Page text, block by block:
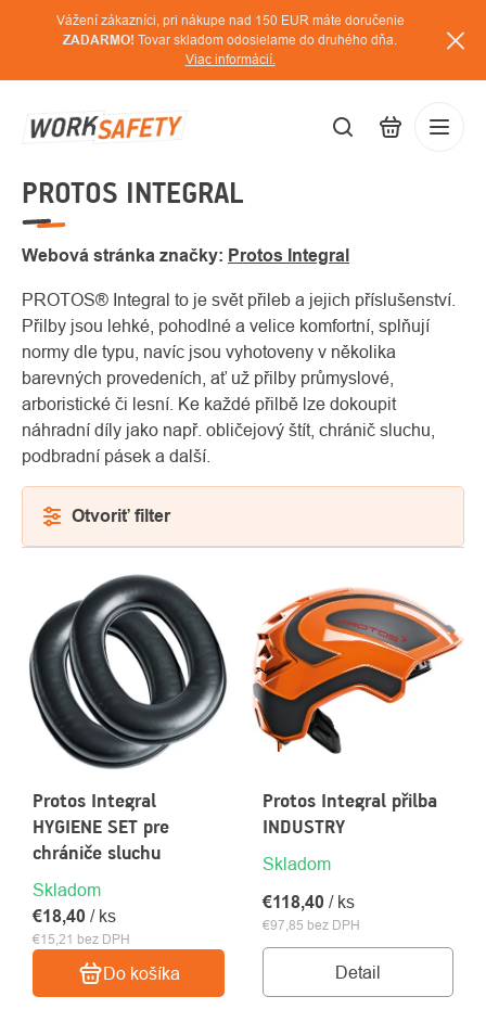
Vážení zákazníci, pri nákupe nad 150 EUR máte doručenie
ZADARMO! Tovar skladom odosielame do druhého dňa.
Viac informácií.
O
nás
Kontakty
PROTOS INTEGRAL
Webová stránka značky: Protos Integral
PROTOS® Integral to je svět přileb a jejich příslušenství.
Přilby jsou lehké, pohodlné a velice komfortní, splňují
normy dle typu, navíc jsou vyhotoveny v několika
barevných provedeních, ať už přilby průmyslové,
arboristické či lesní. Ke každé přilbě lze dokoupit
náhradní díly jako např. obličejový štít, chránič sluchu,
podbradní pásek a další.
Otvoriť filter
PRODUKTOV
Protos Integral
HYGIENE SET pre
chrániče sluchu
Skladom
€15,21 bez DPH
€18,40 / ks
Do košíka
Protos Integral přilba
INDUSTRY
Skladom
€97,85 bez DPH
€118,40 / ks
Detail